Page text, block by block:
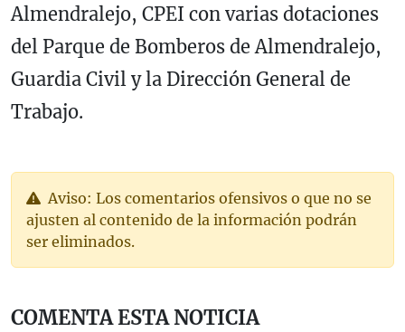
Almendralejo, CPEI con varias dotaciones
del Parque de Bomberos de Almendralejo,
Guardia Civil y la Dirección General de
Trabajo.
Aviso: Los comentarios ofensivos o que no se
ajusten al contenido de la información podrán
ser eliminados.
COMENTA ESTA NOTICIA